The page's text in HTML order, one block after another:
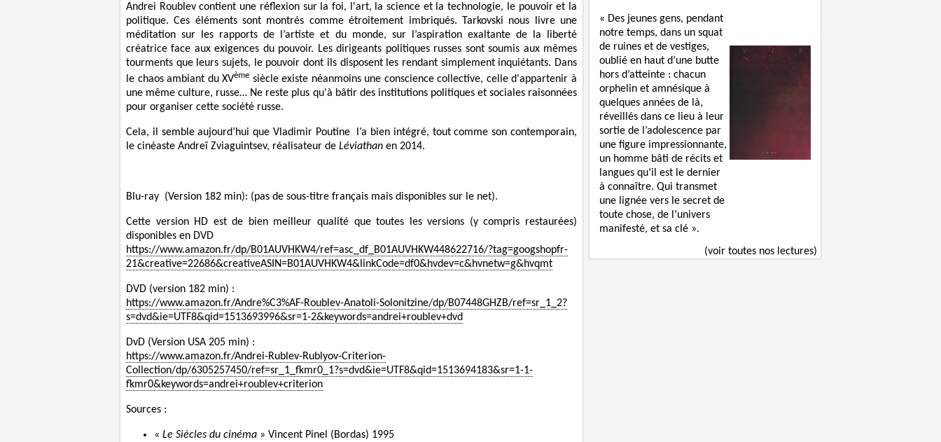
Andrei Roublev contient une réflexion sur la foi, l'art, la science et la technologie, le pouvoir et la
politique. Ces éléments sont montrés comme étroitement imbriqués. Tarkovski nous livre une
méditation sur les rapports de l’artiste et du monde, sur l’aspiration exaltante de la liberté
créatrice face aux exigences du pouvoir. Les dirigeants politiques russes sont soumis aux mêmes
tourments que leurs sujets, le pouvoir dont ils disposent les rendant simplement inquiétants. Dans
le chaos ambiant du XVème siècle existe néanmoins une conscience collective, celle d'appartenir à
une même culture, russe… Ne reste plus qu'à bâtir des institutions politiques et sociales raisonnées
pour organiser cette société russe.
Cela, il semble aujourd’hui que Vladimir Poutine l’a bien intégré, tout comme son contemporain,
le cinéaste Andreï Zviaguintsev, réalisateur de Léviathan en 2014.
Blu-ray (Version 182 min): (pas de sous-titre français mais disponibles sur le net).
Cette version HD est de bien meilleur qualité que toutes les versions (y compris restaurées)
disponibles en DVD
https://www.amazon.fr/dp/B01AUVHKW4/ref=asc_df_B01AUVHKW448622716/?tag=googshopfr-
21&creative=22686&creativeASIN=B01AUVHKW4&linkCode=df0&hvdev=c&hvnetw=g&hvqmt
DVD (version 182 min) :
https://www.amazon.fr/Andre%C3%AF-Roublev-Anatoli-Solonitzine/dp/B07448GHZB/ref=sr_1_2?
s=dvd&ie=UTF8&qid=1513693996&sr=1-2&keywords=andrei+roublev+dvd
DvD (Version USA 205 min) :
https://www.amazon.fr/Andrei-Rublev-Rublyov-Criterion-
Collection/dp/6305257450/ref=sr_1_fkmr0_1?s=dvd&ie=UTF8&qid=1513694183&sr=1-1-
fkmr0&keywords=andrei+roublev+criterion
Sources :
« Le Siècles du cinéma » Vincent Pinel (Bordas) 1995
« Des jeunes gens, pendant
notre temps, dans un squat
de ruines et de vestiges,
oublié en haut d’une butte
hors d’atteinte : chacun
orphelin et amnésique à
quelques années de là,
réveillés dans ce lieu à leur
sortie de l’adolescence par
une figure impressionnante,
un homme bâti de récits et
langues qu’il est le dernier
à connaître. Qui transmet
une lignée vers le secret de
toute chose, de l’univers
manifesté, et sa clé ».
(voir toutes nos lectures)